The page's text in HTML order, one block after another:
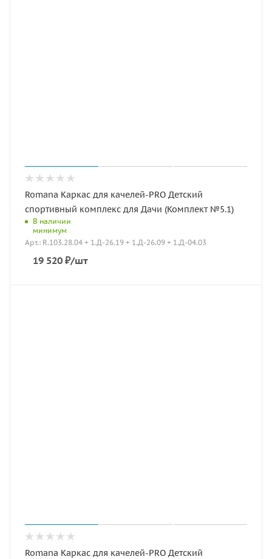
Romana Каркас для качелей-PRO Детский
спортивный комплекс для Дачи (Комплект №5.1)
В наличии
минимум
Арт.: R.103.28.04 + 1.Д-26.19 + 1.Д-26.09 + 1.Д-04.03
19 520 ₽/шт
Romana Каркас для качелей-PRO Детский